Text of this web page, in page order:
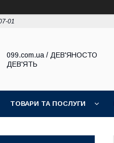
01
099.com.ua / ДЕВ'ЯНОСТО
ДЕВ'ЯТЬ
ТОВАРИ ТА ПОСЛУГИ